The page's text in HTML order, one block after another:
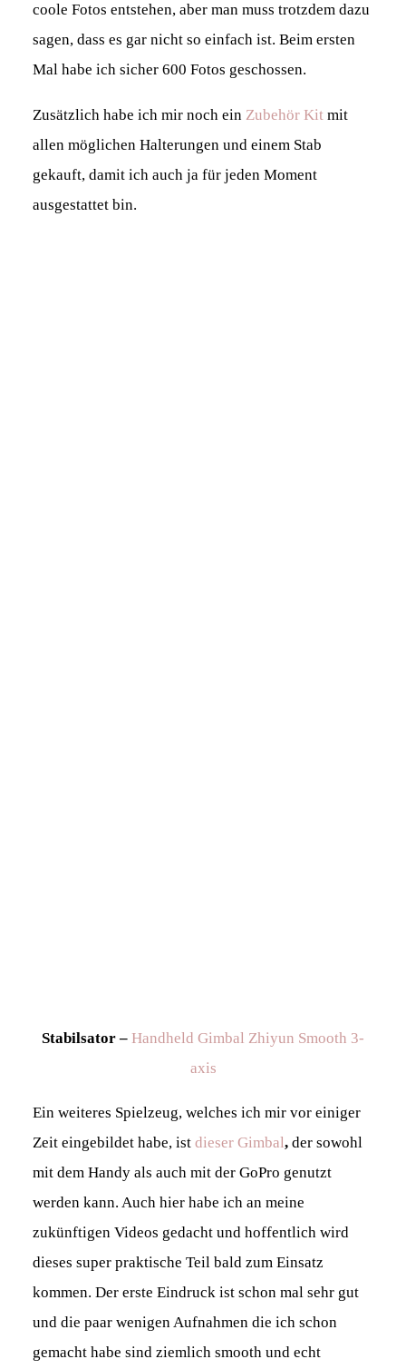
coole Fotos entstehen, aber man muss trotzdem dazu
sagen, dass es gar nicht so einfach ist. Beim ersten
Mal habe ich sicher 600 Fotos geschossen.
Zusätzlich habe ich mir noch ein Zubehör Kitmit
allen möglichen Halterungen und einem Stab
gekauft, damit ich auch ja für jeden Moment
ausgestattet bin.
Stabilsator – Handheld Gimbal Zhiyun Smooth 3-
axis
Ein weiteres Spielzeug, welches ich mir vor einiger
Zeit eingebildet habe, ist dieser Gimbal, der sowohl
mit dem Handy als auch mit der GoPro genutzt
werden kann. Auch hier habe ich an meine
zukünftigen Videos gedacht und hoffentlich wird
dieses super praktische Teil bald zum Einsatz
kommen. Der erste Eindruck ist schon mal sehr gut
und die paar wenigen Aufnahmen die ich schon
gemacht habe sind ziemlich smooth und echt